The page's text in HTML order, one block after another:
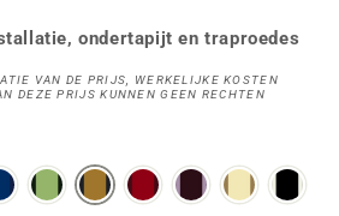
ondertapijt en traproedes
VAN DE PRIJS, WERKELIJKE KOSTEN
DEZE PRIJS KUNNEN GEEN RECHTEN